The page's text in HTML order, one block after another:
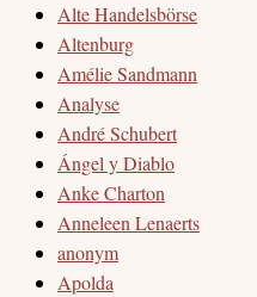
Alte Handelsbörse
Altenburg
Amélie Sandmann
Analyse
André Schubert
Ángel y Diablo
Anke Charton
Anneleen Lenaerts
anonym
Apolda